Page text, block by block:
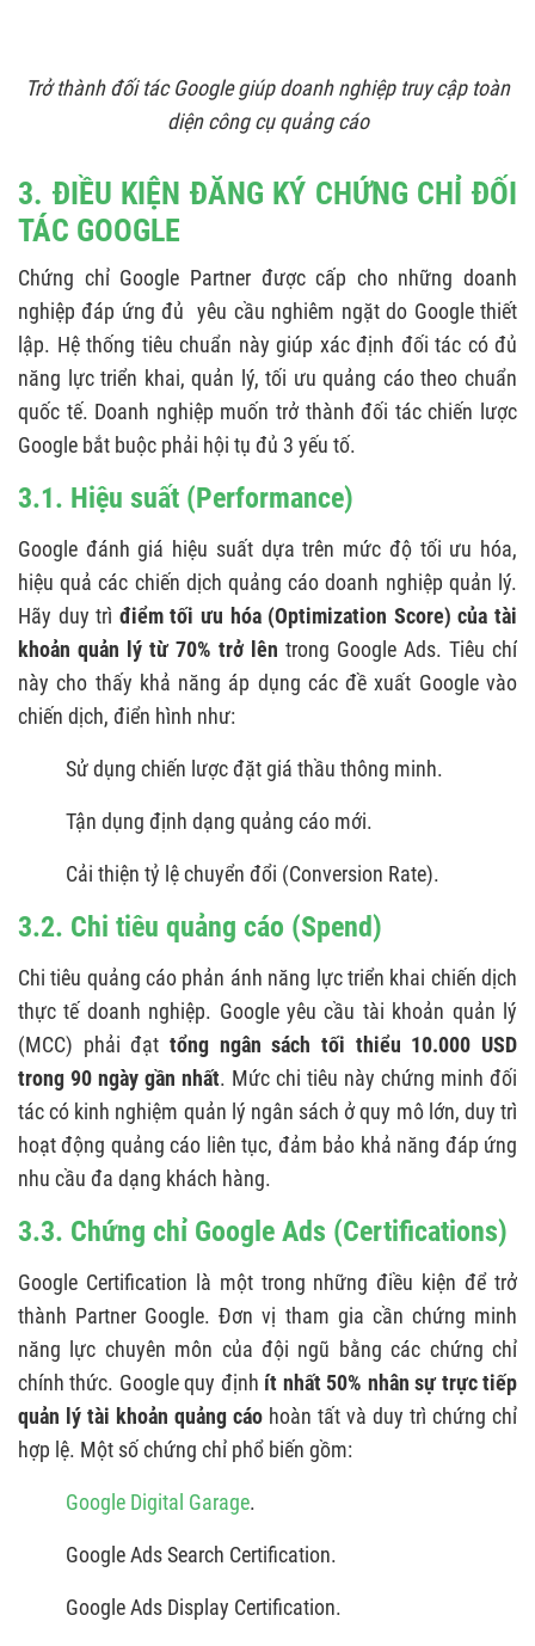
Trở thành đối tác Google giúp doanh nghiệp truy cập toàn
diện công cụ quảng cáo
3. ĐIỀU KIỆN ĐĂNG KÝ CHỨNG CHỈ ĐỐI
TÁC GOOGLE
Chứng chỉ Google Partner được cấp cho những doanh
nghiệp đáp ứng đủ yêu cầu nghiêm ngặt do Google thiết
lập. Hệ thống tiêu chuẩn này giúp xác định đối tác có đủ
năng lực triển khai, quản lý, tối ưu quảng cáo theo chuẩn
quốc tế. Doanh nghiệp muốn trở thành đối tác chiến lược
Google bắt buộc phải hội tụ đủ 3 yếu tố.
3.1. Hiệu suất (Performance)
Google đánh giá hiệu suất dựa trên mức độ tối ưu hóa,
hiệu quả các chiến dịch quảng cáo doanh nghiệp quản lý.
Hãy duy trì điểm tối ưu hóa (Optimization Score) của tài
khoản quản lý từ 70% trở lên trong Google Ads. Tiêu chí
này cho thấy khả năng áp dụng các đề xuất Google vào
chiến dịch, điển hình như:
Sử dụng chiến lược đặt giá thầu thông minh.
Tận dụng định dạng quảng cáo mới.
Cải thiện tỷ lệ chuyển đổi (Conversion Rate).
3.2. Chi tiêu quảng cáo (Spend)
Chi tiêu quảng cáo phản ánh năng lực triển khai chiến dịch
thực tế doanh nghiệp. Google yêu cầu tài khoản quản lý
(MCC) phải đạt tổng ngân sách tối thiểu 10.000 USD
trong 90 ngày gần nhất. Mức chi tiêu này chứng minh đối
tác có kinh nghiệm quản lý ngân sách ở quy mô lớn, duy trì
hoạt động quảng cáo liên tục, đảm bảo khả năng đáp ứng
nhu cầu đa dạng khách hàng.
3.3. Chứng chỉ Google Ads (Certifications)
Google Certification là một trong những điều kiện để trở
thành Partner Google. Đơn vị tham gia cần chứng minh
năng lực chuyên môn của đội ngũ bằng các chứng chỉ
chính thức. Google quy định ít nhất 50% nhân sự trực tiếp
quản lý tài khoản quảng cáo hoàn tất và duy trì chứng chỉ
hợp lệ. Một số chứng chỉ phổ biến gồm:
Google Digital Garage.
Google Ads Search Certification.
Google Ads Display Certification.